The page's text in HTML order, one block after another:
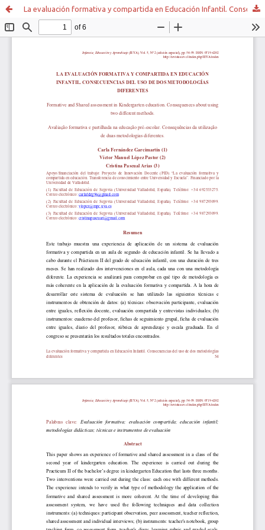
La evaluación formativa y compartida en Educación Infantil. Consecuencias del uso de dos metodologías diferentes